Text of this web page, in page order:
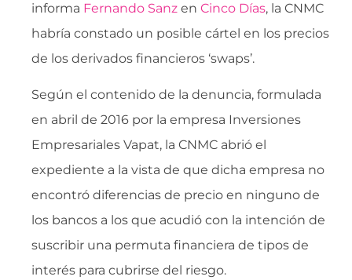
informa Fernando Sanz en Cinco Días, la CNMC
habría constado un posible cártel en los precios
de los derivados financieros ‘swaps’.
Según el contenido de la denuncia, formulada
en abril de 2016 por la empresa Inversiones
Empresariales Vapat, la CNMC abrió el
expediente a la vista de que dicha empresa no
encontró diferencias de precio en ninguno de
los bancos a los que acudió con la intención de
suscribir una permuta financiera de tipos de
interés para cubrirse del riesgo.